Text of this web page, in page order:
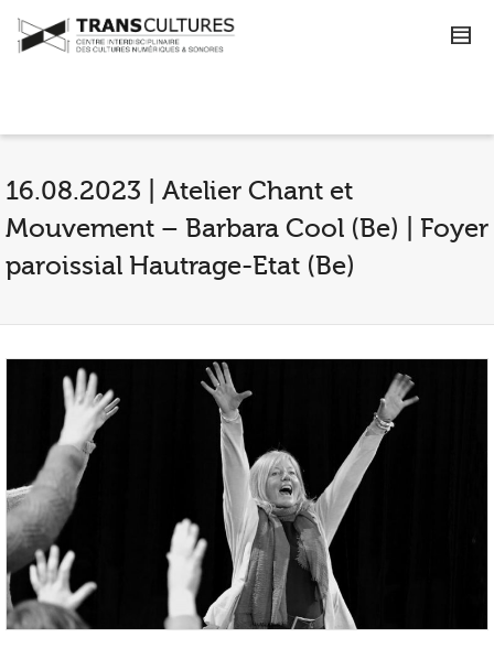
16.08.2023 | Atelier Chant et
Mouvement – Barbara Cool (Be) | Foyer
paroissial Hautrage-Etat (Be)